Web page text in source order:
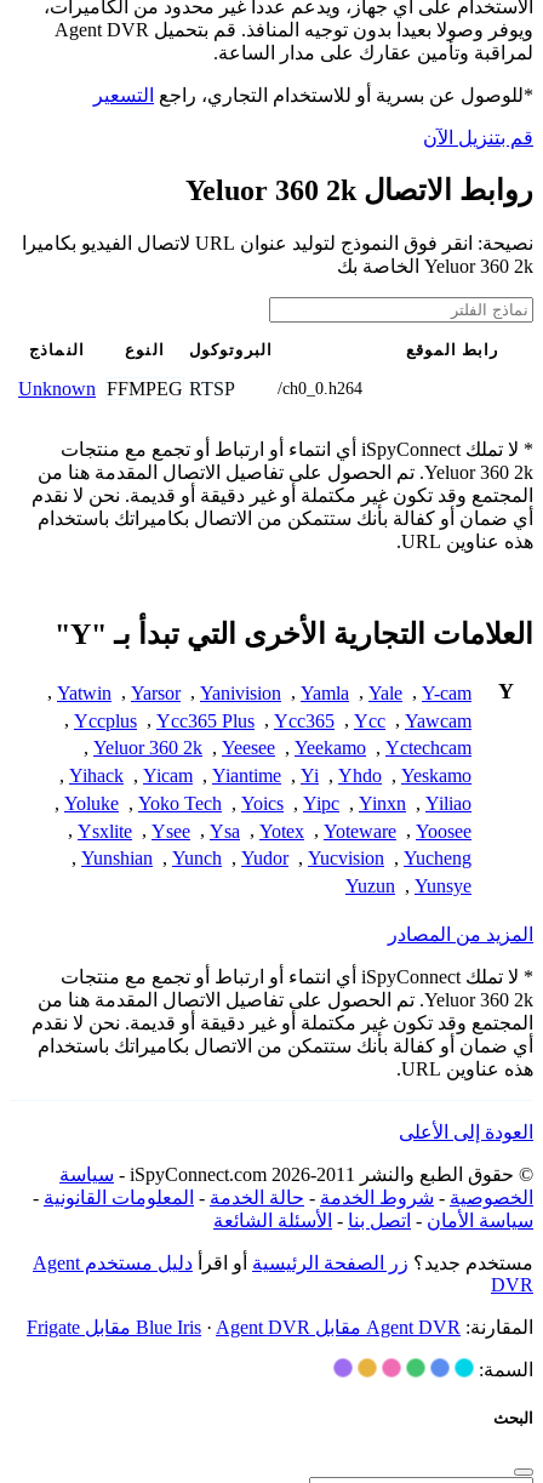
الاستخدام على أي جهاز، ويدعم عددا غير محدود من الكاميرات،
ويوفر وصولا بعيدا بدون توجيه المنافذ. قم بتحميل Agent DVR
لمراقبة وتأمين عقارك على مدار الساعة.
*للوصول عن بسرية أو للاستخدام التجاري، راجع التسعير
قم بتنزيل الآن
روابط الاتصال Yeluor 360 2k
نصيحة: انقر فوق النموذج لتوليد عنوان URL لاتصال الفيديو بكاميرا
Yeluor 360 2k الخاصة بك
النماذج النوع البروتوكول رابط الموقع
Unknown FFMPEG RTSP /ch0_0.h264
* لا تملك iSpyConnect أي انتماء أو ارتباط أو تجمع مع منتجات
Yeluor 360 2k. تم الحصول على تفاصيل الاتصال المقدمة هنا من
المجتمع وقد تكون غير مكتملة أو غير دقيقة أو قديمة. نحن لا نقدم
أي ضمان أو كفالة بأنك ستتمكن من الاتصال بكاميراتك باستخدام
هذه عناوين URL.
العلامات التجارية الأخرى التي تبدأ بـ "Y"
Y
Y-cam
,
Yale
,
Yamla
,
Yanivision
,
Yarsor
,
Yatwin
,
Yawcam
,
Ycc
,
Ycc365
,
Ycc365 Plus
,
Yccplus
,
Yctechcam
,
Yeekamo
,
Yeesee
,
Yeluor 360 2k
,
Yeskamo
,
Yhdo
,
Yi
,
Yiantime
,
Yicam
,
Yihack
,
Yiliao
,
Yinxn
,
Yipc
,
Yoics
,
Yoko Tech
,
Yoluke
,
Yoosee
,
Yoteware
,
Yotex
,
Ysa
,
Ysee
,
Ysxlite
,
Yucheng
,
Yucvision
,
Yudor
,
Yunch
,
Yunshian
,
Yunsye
,
Yuzun
المزيد من المصادر
* لا تملك iSpyConnect أي انتماء أو ارتباط أو تجمع مع منتجات
Yeluor 360 2k. تم الحصول على تفاصيل الاتصال المقدمة هنا من
المجتمع وقد تكون غير مكتملة أو غير دقيقة أو قديمة. نحن لا نقدم
أي ضمان أو كفالة بأنك ستتمكن من الاتصال بكاميراتك باستخدام
هذه عناوين URL.
العودة إلى الأعلى
© حقوق الطبع والنشر 2011-2026 iSpyConnect.com -
سياسة
الخصوصية - شروط الخدمة - حالة الخدمة - المعلومات القانونية -
سياسة الأمان - اتصل بنا - الأسئلة الشائعة
مستخدم جديد؟ زر الصفحة الرئيسية أو اقرأ
دليل مستخدم Agent
DVR
المقارنة: Agent DVR مقابل Blue Iris · Agent DVR مقابل Frigate
السمة:
البحث